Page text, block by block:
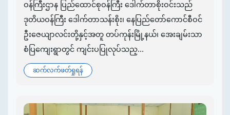
ဝန်ကြီးဌာန ပြည်ထောင်စုဝန်ကြီး ဒေါက်တာစိုးဝင်းသည်
ဒုတိယဝန်ကြီး ဒေါက်တာသန်းစိုး၊ နေပြည်တော်ကောင်စီဝင်
ဦးဇေယျာလင်းတို့နှင့်အတူ တပ်ကုန်းမြို့နယ်၊ အေးချမ်းသာ
စံပြကျေးရွာတွင် ကျင်းပပြုလုပ်သည့...
ဆက်လက်ဖတ်ရှုရန်